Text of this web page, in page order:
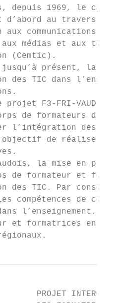
depuis 1969, le
d’abord au travers
aux communications
médias et aux
(Cemtic).
présent, la
des TIC dans
projet F3-FRI-VAUD
de formateurs
l’intégration des
de réaliser
la mise en
de formateur et
des TIC. Par
compétences de ces
l’enseignement.
et formatrices en